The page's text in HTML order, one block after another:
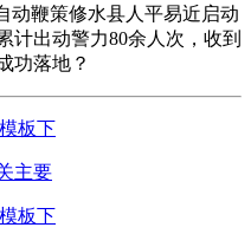
动鞭策修水县人平易近启动
计出动警力80余人次，收到
功落地？
板下
主要
板下